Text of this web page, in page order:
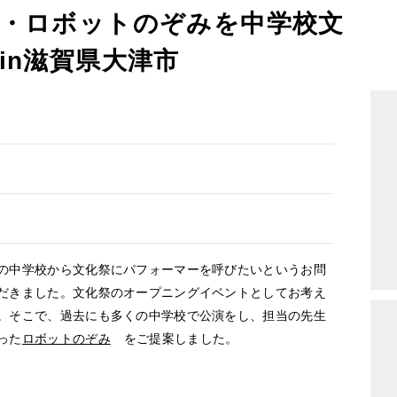
ロボットのぞみを中学校文
滋賀県大津市
学校から文化祭にパフォーマーを呼びたいというお問
きました。文化祭のオープニングイベントとしてお考え
そこで、過去にも多くの中学校で公演をし、担当の先生
た ロボットのぞみ をご提案しました。